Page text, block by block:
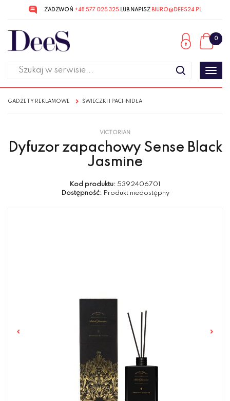
do menu
głównego
do
menu
w
ZADZWOŃ +48 577 025 325LUB NAPISZ BIURO@DEES24.PL
0
GADŻETY REKLAMOWE ŚWIECZKI I PACHNIDŁA
VICTORIAN
Dyfuzor zapachowy Sense Black
Jasmine
Kod produktu: 5392406701
Dostępność: Produkt niedostępny